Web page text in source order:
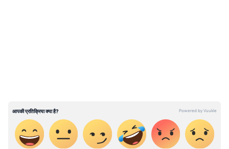
है। जहां विजय और उनके परिवार पर 50 बीघा जमीन
और एक 6000 स्क्वायर फीट का मकान, को जबरन
कब्जा करने का आरोप लगाया था। इसके करीब 10 दिन